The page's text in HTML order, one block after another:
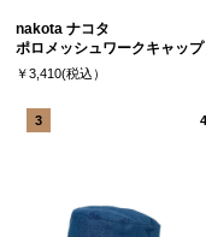
nakota ナコタ
ポロメッシュワークキャップ
￥3,410(税込）